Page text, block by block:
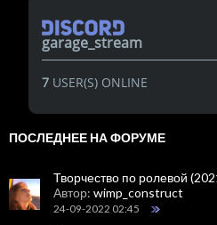
garage_stream
7USER(S) ONLINE
ПОСЛЕДНЕЕ НА ФОРУМЕ
Творчество по ролевой
Автор: wimp_construct
24-09-2022 02:45